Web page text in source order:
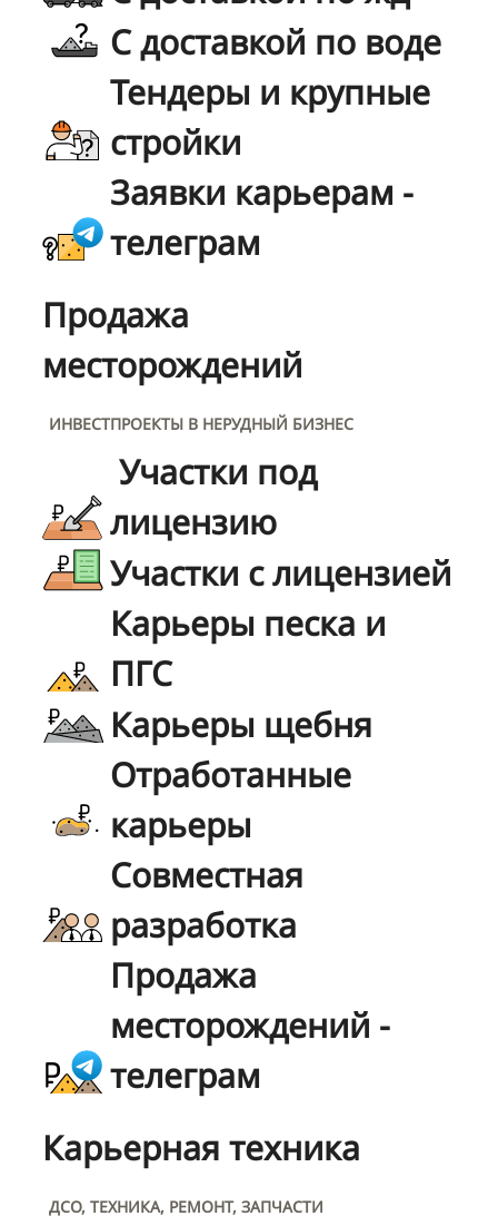
С доставкой по воде
Тендеры и крупные
стройки
Заявки карьерам -
телеграм
Продажа
месторождений
ИНВЕСТПРОЕКТЫ В НЕРУДНЫЙ БИЗНЕС
Участки под
лицензию
Участки с лицензией
Карьеры песка и
ПГС
Карьеры щебня
Отработанные
карьеры
Совместная
разработка
Продажа
месторождений -
телеграм
Карьерная техника
ДСО, ТЕХНИКА, РЕМОНТ, ЗАПЧАСТИ